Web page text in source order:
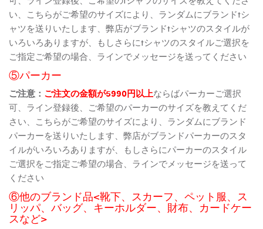
い、こちらがご希望のサイズにより、ランダムにブランドtシ
ャツを送りいたします、弊店がブランドtシャツのスタイルが
いろいろありますが、もしさらにtシャツのスタイルご選択を
ご指定ご希望の場合、ラインでメッセージを送ってください
⑤パーカー
ご注意： ご注文の金額が5990円以上ならばパーカーご選択
可、ライン登録後、ご希望のパーカーのサイズを教えてくだ
さい、こちらがご希望のサイズにより、ランダムにブランド
パーカーを送りいたします、弊店がブランドパーカーのスタ
イルがいろいろありますが、もしさらにパーカーのスタイル
ご選択をご指定ご希望の場合、ラインでメッセージを送って
ください
⑥他のブランド品<靴下、スカーフ、ペット服、ス
リッパ、バッグ、キーホルダー、財布、カードケー
スなど>